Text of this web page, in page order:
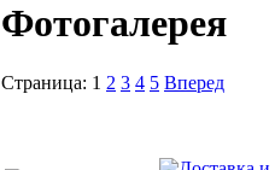
Фотогалерея
Страница: 1 2 3 4 5 Вперед